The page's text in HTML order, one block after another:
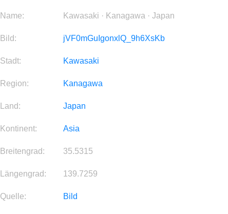
Name: Kawasaki · Kanagawa · Japan
Bild: jVF0mGuIgonxlQ_9h6XsKb
Stadt: Kawasaki
Region: Kanagawa
Land: Japan
Kontinent: Asia
Breitengrad: 35.5315
Längengrad: 139.7259
Quelle: Bild